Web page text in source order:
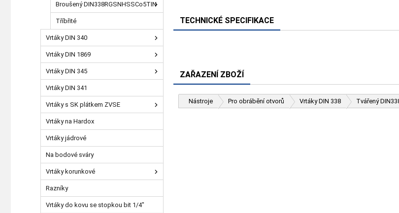
TECHNICKÉ SPECIFIKACE
ZAŘAZENÍ ZBOŽÍ
Nástroje Pro obrábění otvorů Vrtáky DIN 338 Tvářený
Broušený DIN338RGSNHSSCo5TIN
Tříbřité
Vrtáky DIN 340
Vrtáky DIN 1869
Vrtáky DIN 345
Vrtáky DIN 341
Vrtáky s SK plátkem ZVSE
Vrtáky na Hardox
Vrtáky jádrové
Na bodové sváry
Vrtáky korunkové
Razníky
Vrtáky do kovu se stopkou bit 1/4"